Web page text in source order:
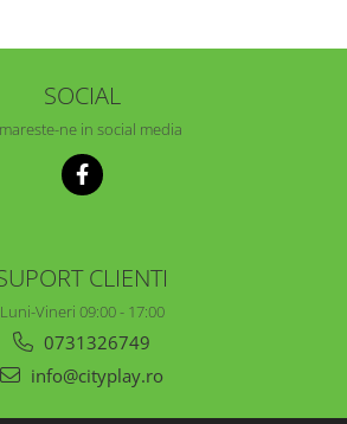
SOCIAL
ne in social media
CLIENTI
Luni-Vineri 09:00 - 17:00
0731326749
info@cityplay.ro